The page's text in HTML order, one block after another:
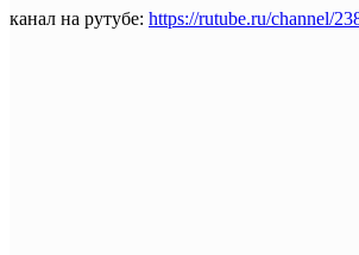
канал на рутубе: https://rutube.ru/channel/